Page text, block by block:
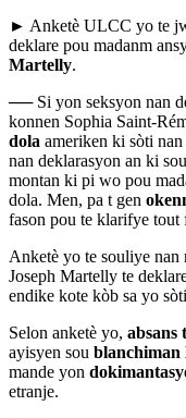
► Anketè ULCC yo te
deklare pou madanm
Martelly.
── Si yon seksyon nan
konnen Sophia Saint-
dola ameriken ki sòti
nan deklarasyon an ki
montan ki pi wo pou
dola. Men, pa t gen
fason pou te klarifye tout
Anketè yo te souliye
Joseph Martelly te
endike kote kòb sa yo
Selon anketè yo, absans
ayisyen sou blanchiman
mande yon
etranje.